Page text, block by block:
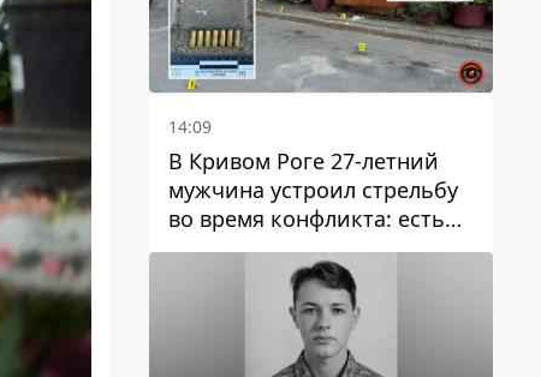
14:09
В Кривом Роге 27-летний
мужчина устроил стрельбу
во время конфликта: есть
раненый